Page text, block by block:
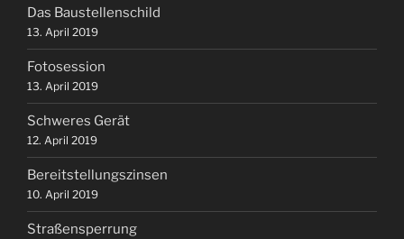
Das Baustellenschild
13. April 2019
Fotosession
13. April 2019
Schweres Gerät
12. April 2019
Bereitstellungszinsen
10. April 2019
Straßensperrung